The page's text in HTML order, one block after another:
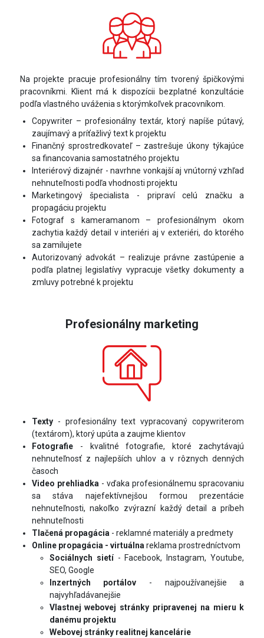
Na projekte pracuje profesionálny tím tvorený špičkovými
pracovníkmi. Klient má k dispozícii bezplatné konzultácie
podľa vlastného uváženia s ktorýmkoľvek pracovníkom.
Copywriter – profesionálny textár, ktorý napíše pútavý,
zaujímavý a príťažlivý text k projektu
Finančný sprostredkovateľ – zastrešuje úkony týkajúce
sa financovania samostatného projektu
Interiérový dizajnér - navrhne vonkajší aj vnútorný vzhľad
nehnuteľnosti podľa vhodnosti projektu
Marketingový špecialista - pripraví celú značku a
propagáciu projektu
Fotograf s kameramanom – profesionálnym okom
zachytia každý detail v interiéri aj v exteriéri, do ktorého
sa zamilujete
Autorizovaný advokát – realizuje právne zastúpenie a
podľa platnej legislatívy vypracuje všetky dokumenty a
zmluvy potrebné k projektu
Profesionálny marketing
Texty- profesionálny text vypracovaný copywriterom
(textárom), ktorý upúta a zaujme klientov
Fotografie- kvalitné fotografie, ktoré zachytávajú
nehnuteľnosť z najlepších uhlov a v rôznych denných
časoch
Video prehliadka - vďaka profesionálnemu spracovaniu
sa stáva najefektívnejšou formou prezentácie
nehnuteľnosti, nakoľko zvýrazní každý detail a príbeh
nehnuteľnosti
Tlačená propagácia - reklamné materiály a predmety
Online propagácia - virtuálna reklama prostredníctvom
Sociálnych sietí- Facebook, Instagram, Youtube,
SEO, Google
Inzertných portálov - najpoužívanejšie a
najvyhľadávanejšie
Vlastnej webovej stránky pripravenej na mieru k
danému projektu
Webovej stránky realitnej kancelárie